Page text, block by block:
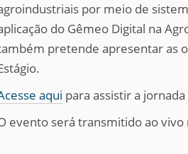
por meio de
do Gêmeo Digital na
pretende apresentar as
aqui para assistir a
evento será transmitido ao vivo